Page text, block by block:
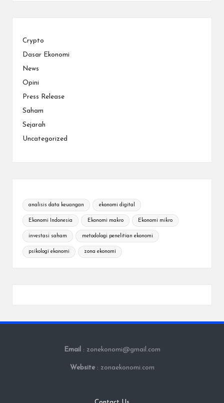
Crypto
Dasar Ekonomi
News
Opini
Press Release
Saham
Sejarah
Uncategorized
analisis data keuangan ekonomi digital
Ekonomi Indonesia Ekonomi makro Ekonomi mikro
investasi saham metodologi penelitian ekonomi
psikologi ekonomi zona ekonomi
Email : zonekonomi@gmail.com
Website : zonaekonomi.com